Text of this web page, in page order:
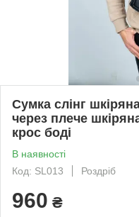
Сумка слінг
через плече
крос боді
В наявності
Код: SL013
Роздріб
960 ₴